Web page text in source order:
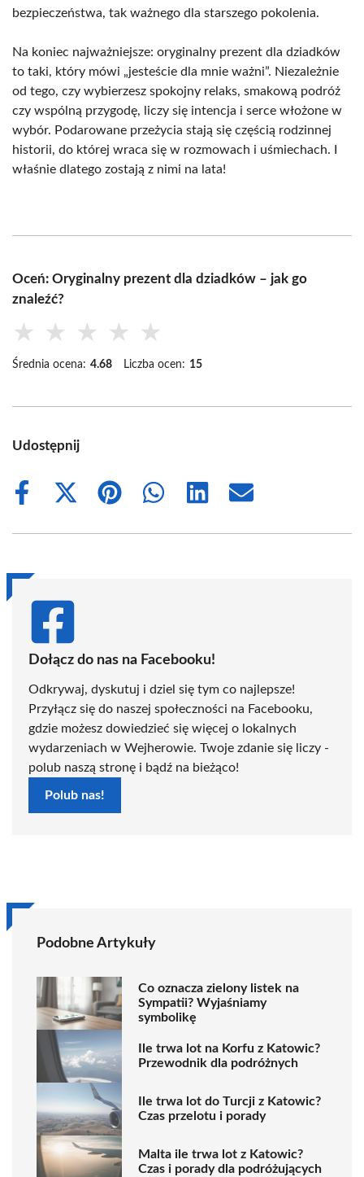
bezpieczeństwa, tak ważnego dla starszego pokolenia.
Na koniec najważniejsze: oryginalny prezent dla dziadków
to taki, który mówi „jesteście dla mnie ważni”. Niezależnie
od tego, czy wybierzesz spokojny relaks, smakową podróż
czy wspólną przygodę, liczy się intencja i serce włożone w
wybór. Podarowane przeżycia stają się częścią rodzinnej
historii, do której wraca się w rozmowach i uśmiechach. I
właśnie dlatego zostają z nimi na lata!
Oceń: Oryginalny prezent dla dziadków – jak go
znaleźć?
★ ★ ★ ★ ★
Średnia ocena: 4.68 Liczba ocen: 15
Udostępnij
Share
Share
(Twitter)
Share
Share
Share
Share
Dołącz do nas na Facebooku!
Odkrywaj, dyskutuj i dziel się tym co najlepsze!
Przyłącz się do naszej społeczności na Facebooku,
gdzie możesz dowiedzieć się więcej o lokalnych
wydarzeniach w Wejherowie. Twoje zdanie się liczy -
polub naszą stronę i bądź na bieżąco!
Polub nas!
Podobne Artykuły
Co oznacza zielony listek na
Sympatii? Wyjaśniamy
symbolikę
Ile trwa lot na Korfu z Katowic?
Przewodnik dla podróżnych
Ile trwa lot do Turcji z Katowic?
Czas przelotu i porady
Malta ile trwa lot z Katowic?
Czas i porady dla podróżujących